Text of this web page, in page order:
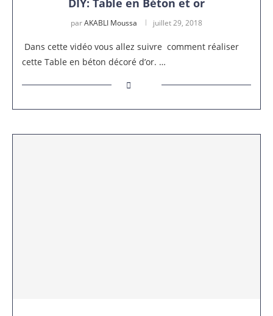
parAKABLI Moussa juillet 29, 2018
Dans cette vidéo vous allez suivre comment réaliser
cette Table en béton décoré d’or. …